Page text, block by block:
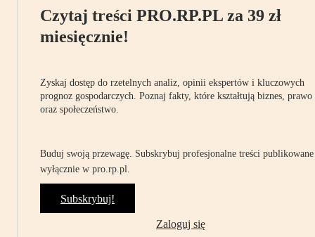
Czytaj treści PRO.RP.PL za 39 zł
miesięcznie!
Zyskaj dostęp do rzetelnych analiz, opinii ekspertów i kluczowych
prognoz gospodarczych. Poznaj fakty, które kształtują biznes, prawo
oraz społeczeństwo.
Buduj swoją przewagę. Subskrybuj profesjonalne treści publikowane
wyłącznie w pro.rp.pl.
Subskrybuj!
Zaloguj się